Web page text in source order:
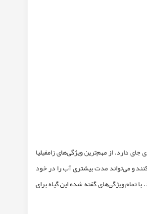
دارد. از مهم‌ترین ویژگی‌های زامفیلیا
و می‌تواند مدت بیشتری آب را در خود
ویژگی‌های گفته شده این گیاه برای